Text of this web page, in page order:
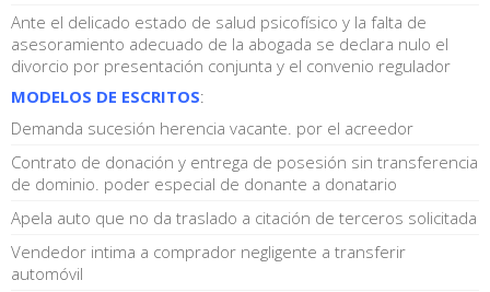
Ante el delicado estado de salud psicofísico y la falta de
asesoramiento adecuado de la abogada se declara nulo el
divorcio por presentación conjunta y el convenio regulador
MODELOS DE ESCRITOS:
Demanda sucesión herencia vacante. por el acreedor
Contrato de donación y entrega de posesión sin transferencia
de dominio. poder especial de donante a donatario
Apela auto que no da traslado a citación de terceros solicitada
Vendedor intima a comprador negligente a transferir
automóvil